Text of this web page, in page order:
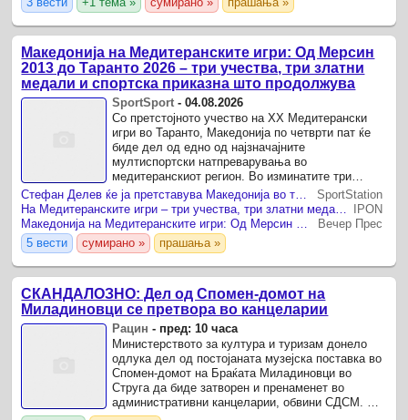
Македонија на Медитеранските игри: Од Мерсин
2013 до Таранто 2026 – три учества, три златни
медали и спортска приказна што продолжува
SportSport -04.08.2026
Со претстојното учество на XX Медитерански
игри во Таранто, Македонија по четврти пат ќе
биде дел од едно од најзначајните
мултиспортски натпреварувања во
медитеранскиот регион. Во изминатите три
настапи како независна држава, македонските
спортисти создадоа низа успешни ...
Стефан Делев ќе ја претставува Македонија во триатлон на Медитеранските игри
SportStation
На Медитеранските игри – три учества, три златни медали, боречките спортови доминираа
IPON
Македонија на Медитеранските игри: Од Мерсин 2013 до Таранто 2026 – три учества, три златни медали и спортска приказна што продолжува
Вечер Прес
5 вести
сумирано » прашања »
СКАНДАЛОЗНО: Дел од Спомен-домот на
Миладиновци се претвора во канцеларии
Рацин - пред: 10 часа
Министерството за култура и туризам донело
одлука дел од постојаната музејска поставка во
Спомен-домот на Браќата Миладиновци во
Струга да биде затворен и пренаменет во
административни канцеларии, обвини СДСМ. Од
опозициската партија оценија дека со одлуката